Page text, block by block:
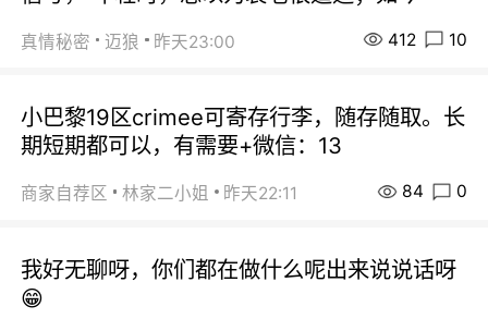
真情秘密 迈狼 昨天23:00 412 10
小巴黎19区crimee可寄存行李，随存随取。长
期短期都可以，有需要+微信：13
商家自荐区 林家二小姐 昨天22:11 84 0
我好无聊呀，你们都在做什么呢出来说说话呀
😁